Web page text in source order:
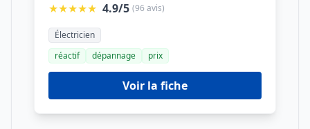
★★★★★ 4.9/5 (96 avis)
Électricien
réactif
dépannage prix
Voir la fiche